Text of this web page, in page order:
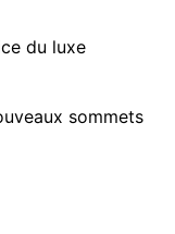
du luxe
sommets